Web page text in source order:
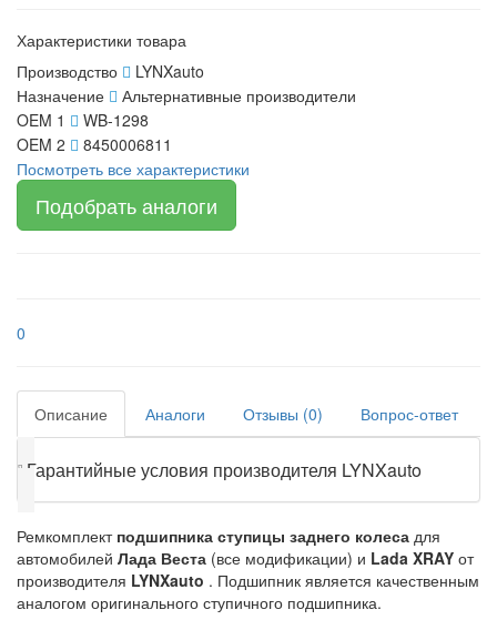
Характеристики товара
Производство
LYNXauto
Назначение
Альтернативные производители
OEM 1
WB-1298
OEM 2
8450006811
Посмотреть все характеристики
Подобрать аналоги
0
Описание Аналоги Отзывы (0) Вопрос-ответ
❕ Гарантийные условия производителя LYNXauto
Ремкомплект подшипника ступицы заднего колеса для
автомобилей Лада Веста (все модификации) и Lada XRAY от
производителя LYNXauto . Подшипник является качественным
аналогом оригинального ступичного подшипника.